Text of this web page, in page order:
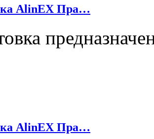
AlinEX Пра…
AlinEX Пра…